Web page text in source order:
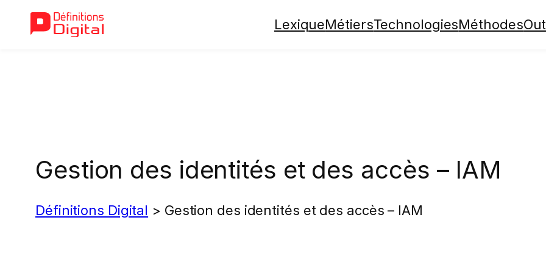
LexiqueMétiersTechnologiesMéthodes
Gestion des identités et des accès – IAM
Définitions Digital > Gestion des identités et des accès – IAM